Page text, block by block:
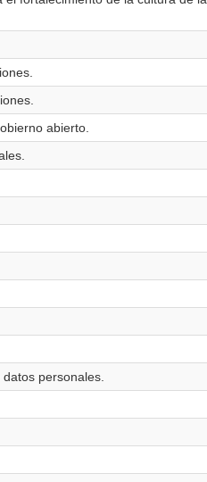
abierto.
personales.